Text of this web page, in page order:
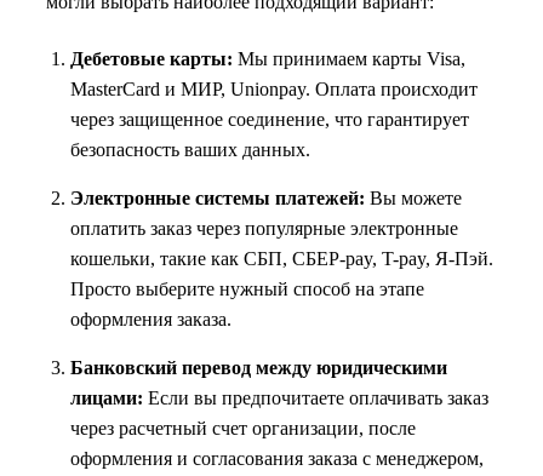
Дебетовые карты: Мы принимаем карты Visa,
MasterCard и МИР, Unionpay. Оплата происходит
через защищенное соединение, что гарантирует
безопасность ваших данных.
Электронные системы платежей: Вы можете
оплатить заказ через популярные электронные
кошельки, такие как СБП, СБЕР-pay, T-pay, Я-Пэй.
Просто выберите нужный способ на этапе
оформления заказа.
Банковский перевод между юридическими
лицами: Если вы предпочитаете оплачивать заказ
через расчетный счет организации, после
оформления и согласования заказа с менеджером,